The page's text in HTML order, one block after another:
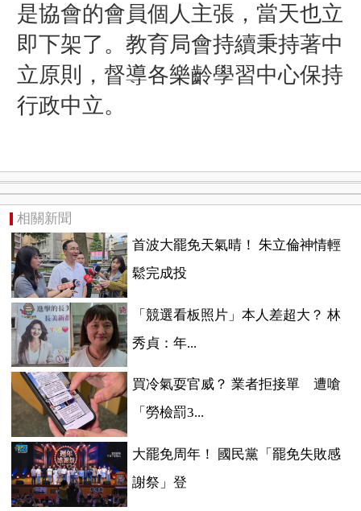
是協會的會員個人主張，當天也立
即下架了。教育局會持續秉持著中
立原則，督導各樂齡學習中心保持
行政中立。
相關新聞
首波大罷免天氣晴！ 朱立倫神情輕
鬆完成投
「競選看板照片」本人差超大？ 林
秀貞：年...
買冷氣耍官威？ 業者拒接單 遭嗆
「勞檢罰3...
大罷免周年！ 國民黨「罷免失敗感
謝祭」登